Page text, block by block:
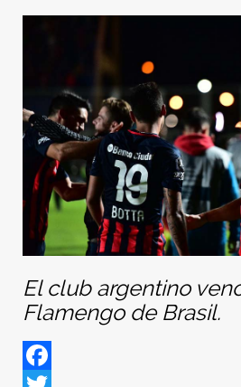
El club argentino
Flamengo de Brasil.